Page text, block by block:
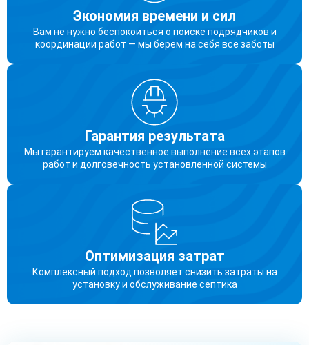
Экономия времени и сил
Вам не нужно беспокоиться о поиске подрядчиков и
координации работ — мы берем на себя все заботы
Гарантия результата
Мы гарантируем качественное выполнение всех этапов
работ и долговечность установленной системы
Оптимизация затрат
Комплексный подход позволяет снизить затраты на
установку и обслуживание септика